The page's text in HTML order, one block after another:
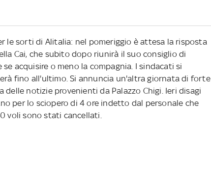
le sorti di Alitalia: nel pomeriggio è attesa la risposta
Cai, che subito dopo riunirà il suo consiglio di
acquisire o meno la compagnia. I sindacati si
fino all'ultimo. Si annuncia un'altra giornata di forte
notizie provenienti da Palazzo Chigi. Ieri disagi
per lo sciopero di 4 ore indetto dal personale che
voli sono stati cancellati.